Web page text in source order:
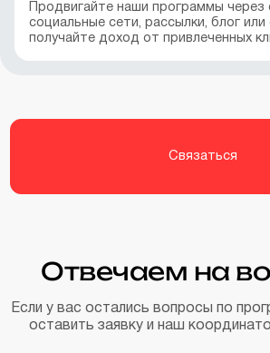
Продвигайте наши программы через
социальные сети, рассылки, блог или
получайте доход от привлеченных
Связаться
Отвечаем на
Если у вас остались вопросы по
оставить заявку и наш